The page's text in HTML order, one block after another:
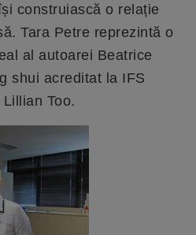
construiască o relație
Tara Petre reprezintă o
al autoarei Beatrice
shui acreditat la IFS
Too.